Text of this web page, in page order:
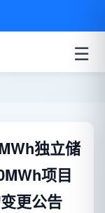
☰
独立储
项目
更公告